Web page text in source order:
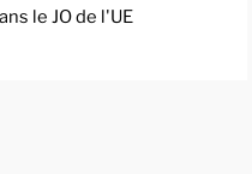
le JO de l'UE